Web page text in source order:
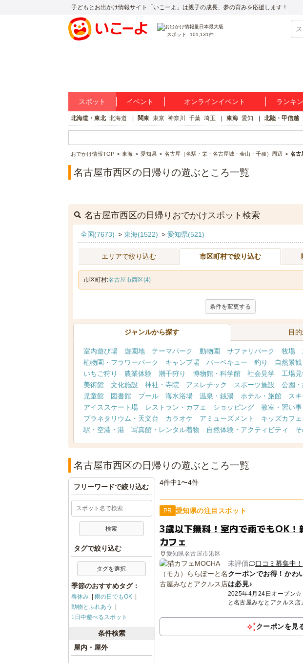
子どもとお出かけ情報サイト「いこーよ」は親子の成長、夢の育みを応援します！
スポット 101,131件
スポット イベント オンラインイベント ランキ
北海道・東北 北海道 関東 東京 神奈川 千葉 埼玉 東海 愛知 北陸・甲信越
おでかけ情報TOP 東海 愛知県 名古屋（名駅・栄・名古屋城・金山・千種）周辺 名古
名古屋市西区の日帰りの遊ぶところ一覧
名古屋市西区の日帰りおでかけスポット検索
全国(7673) > 東海(1522) > 愛知県(521)
エリアで絞り込む 市区町村で絞り込む
市区町村:名古屋市西区(4)
条件を変更する
ジャンルから探す 目
室内遊び場 遊園地 テーマパーク 動物園 サファリパーク 牧場
植物園・フラワーパーク
キャンプ場 バーベキュー 釣り 自然景観
いちご狩り
農業体験 潮干狩り 博物館・科学館 社会見学 工場
美術館
文化施設 神社・寺院 アスレチック スポーツ施設 公園
児童館
図書館 プール 海水浴場 温泉・銭湯 ホテル・旅館
ス
アイススケート場
レストラン・カフェ ショッピング 教室・習い事
プラネタリウム・天文台
カラオケ アミューズメント キッズカフェ
駅・空港・港
写真館・レンタル着物 自然体験・アクティビティ
名古屋市西区の日帰りの遊ぶところ一覧
4件中1〜4件
PR 愛知県の注目スポット
3歳以下無料！室内で雨でもOK！
カフェ
愛知県名古屋市港区
未評価
口コミ募集中！
クーポンでお得！かわ
は必見♪
2025年4月24日オープン☆
と名古屋みなとアクルス
クーポンを見
フリーワードで絞り込む
タグで絞り込む
タグを選択
季節のおすすめタグ：
春休み
雨の日でもOK
動物とふれあう
1日中遊べるスポット
条件検索
屋内・屋外